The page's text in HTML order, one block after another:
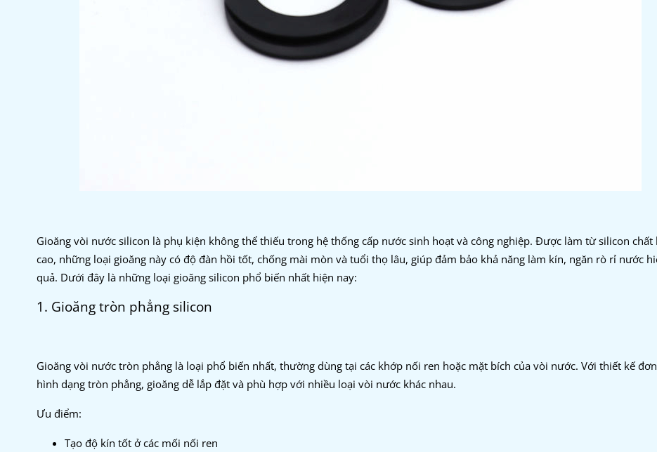
Gioăng vòi nước silicon là phụ kiện không thể thiếu trong hệ thống cấp nước sinh hoạt và công nghiệp. Được làm từ silicon chất
cao, những loại gioăng này có độ đàn hồi tốt, chống mài mòn và tuổi thọ lâu, giúp đảm bảo khả năng làm kín, ngăn rò rỉ nước
quả. Dưới đây là những loại gioăng silicon phổ biến nhất hiện nay:
1. Gioăng tròn phẳng silicon
Gioăng vòi nước tròn phẳng là loại phổ biến nhất, thường dùng tại các khớp nối ren hoặc mặt bích của vòi nước. Với thiết kế
hình dạng tròn phẳng, gioăng dễ lắp đặt và phù hợp với nhiều loại vòi nước khác nhau.
Ưu điểm:
Tạo độ kín tốt ở các mối nối ren